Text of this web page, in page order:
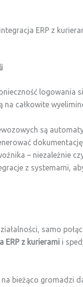
ERP z
całkowite
są
– niezależnie
z systemami,
samo
ERP z kurierami i
na bieżąco gromadzi